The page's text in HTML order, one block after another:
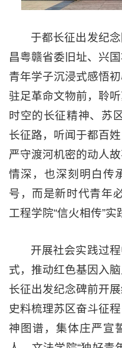
于都长征出发纪
昌粤赣省委旧址、兴
青年学子沉浸式感悟
驻足革命文物前，聆
时空的长征精神、苏
长征路，听闻于都百
严守渡河机密的动人
情深，也深刻明白传
号，而是新时代青年
工程学院“信火相传”实
开展社会实践过
式，推动红色基因入
长征出发纪念碑前开
史料梳理苏区奋斗征
神图谱，集体庄严宣